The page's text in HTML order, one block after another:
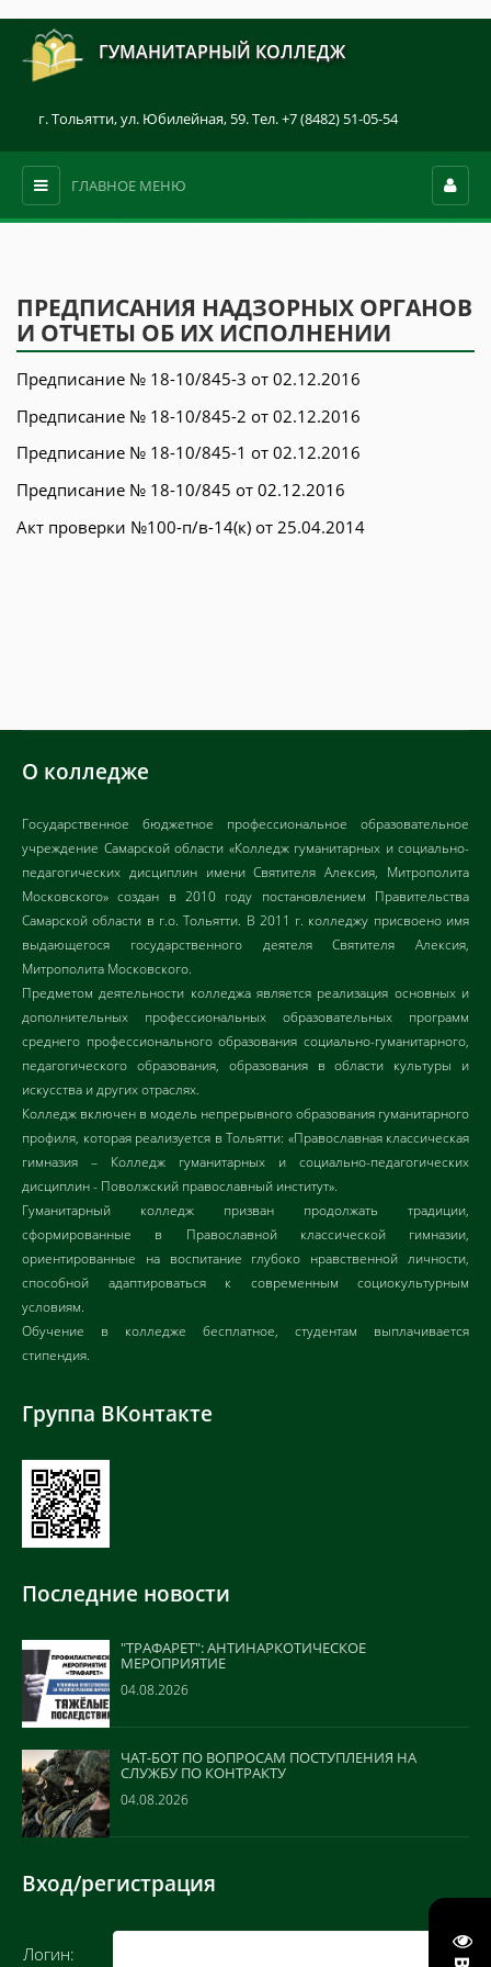
ГУМАНИТАРНЫЙ КОЛЛЕДЖ
г. Тольятти, ул. Юбилейная, 59. Тел. +7 (8482) 51-05-54
ГЛАВНОЕ МЕНЮ
ПРЕДПИСАНИЯ НАДЗОРНЫХ ОРГАНОВ
И ОТЧЕТЫ ОБ ИХ ИСПОЛНЕНИИ
Предписание № 18-10/845-3 от 02.12.2016
Предписание № 18-10/845-2 от 02.12.2016
Предписание № 18-10/845-1 от 02.12.2016
Предписание № 18-10/845 от 02.12.2016
Акт проверки №100-п/в-14(к) от 25.04.2014
О колледже
Государственное бюджетное профессиональное образовательное
учреждение Самарской области «Колледж гуманитарных и социально-
педагогических дисциплин имени Святителя Алексия, Митрополита
Московского» создан в 2010 году постановлением Правительства
Самарской области в г.о. Тольятти. В 2011 г. колледжу присвоено имя
выдающегося государственного деятеля Святителя Алексия,
Митрополита Московского.
Предметом деятельности колледжа является реализация основных и
дополнительных профессиональных образовательных программ
среднего профессионального образования социально-гуманитарного,
педагогического образования, образования в области культуры и
искусства и других отраслях.
Колледж включен в модель непрерывного образования гуманитарного
профиля, которая реализуется в Тольятти: «Православная классическая
гимназия – Колледж гуманитарных и социально-педагогических
дисциплин - Поволжский православный институт».
Гуманитарный колледж призван продолжать традиции,
сформированные в Православной классической гимназии,
ориентированные на воспитание глубоко нравственной личности,
способной адаптироваться к современным социокультурным
условиям.
Обучение в колледже бесплатное, студентам выплачивается
стипендия.
Группа ВКонтакте
Последние новости
"ТРАФАРЕТ": АНТИНАРКОТИЧЕСКОЕ
МЕРОПРИЯТИЕ
04.08.2026
ЧАТ-БОТ ПО ВОПРОСАМ ПОСТУПЛЕНИЯ НА
СЛУЖБУ ПО КОНТРАКТУ
04.08.2026
Вход/регистрация
Логин: